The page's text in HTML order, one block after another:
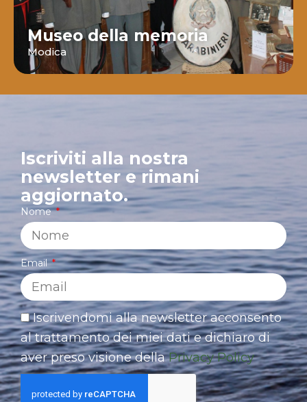
Museo della memoria
Modica
Iscriviti alla nostra
newsletter e rimani
aggiornato.
Nome
Email
Iscrivendomi alla newsletter acconsento
al trattamento dei miei dati e dichiaro di
aver preso visione dellaPrivacy Policy